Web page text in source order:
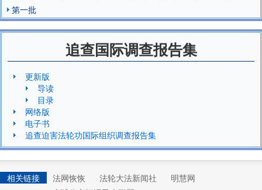
第一批
追查国际调查报告集
更新版
导读
目录
网络版
电子书
追查迫害法轮功国际组织调查报告集
相关链接 法网恢恢 法轮大法新闻社
明慧网